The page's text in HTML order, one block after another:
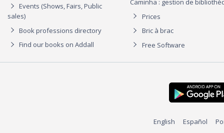
Events (Shows, Fairs, Public
sales)
Book professions directory
Find our books on Addall
Caminha : gestion de
Prices
Bric à brac
Free Software
English Español